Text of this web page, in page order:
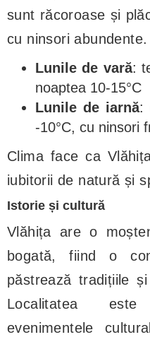
sunt răcoroase și
cu ninsori abundente.
Lunile de vară:
noaptea 10-15°C
Lunile de iarnă:
-10°C, cu ninsori
Clima face ca
iubitorii de natură și
Istorie și cultură
Vlăhița are o
bogată, fiind o
păstrează tradițiile
Localitatea
evenimentele